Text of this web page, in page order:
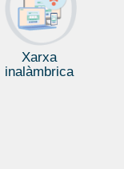
Xarxa
inalàmbrica